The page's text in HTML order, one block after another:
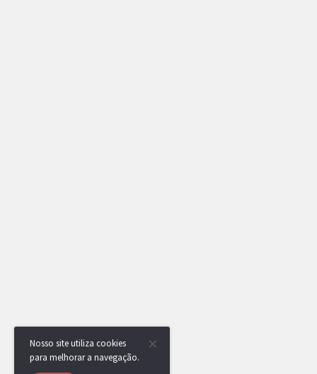
Nosso site utiliza cookies
para melhorar a navegação.